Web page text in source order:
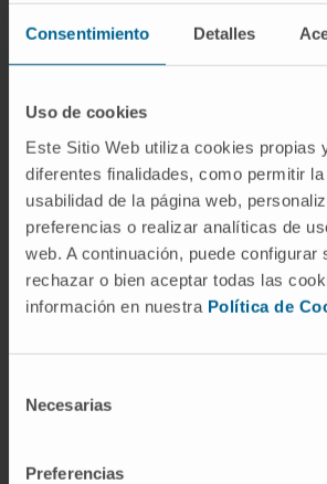
Consentimiento Detalles
Uso de cookies
Este Sitio Web utiliza cookies propias
diferentes finalidades, como permitir
usabilidad de la página web,
preferencias o realizar analíticas de
web. A continuación, puede configurar
rechazar o bien aceptar todas las
información en nuestra Política de
Necesarias
Preferencias
Results indicated that a few
geometry combinations
the cells, hence suggesting
CTE applications.
CITA DEL ARTÍCULOBiomed
Jun 14. doi: 10.1088/1748-
VER PUBLICACIÓN EN PUBMED